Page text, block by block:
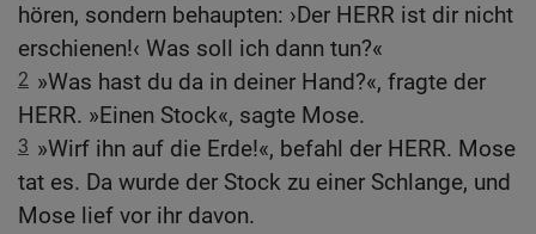
hören, sondern behaupten: ›Der HERR ist dir nicht
erschienen!‹ Was soll ich dann tun?«
2 »Was hast du da in deiner Hand?«, fragte der
HERR. »Einen Stock«, sagte Mose.
3 »Wirf ihn auf die Erde!«, befahl der HERR. Mose
tat es. Da wurde der Stock zu einer Schlange, und
Mose lief vor ihr davon.